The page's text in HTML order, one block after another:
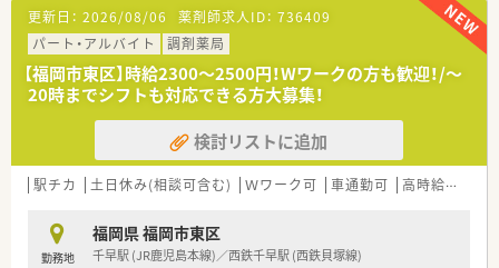
更新日： 2026/08/06 薬剤師求人ID： 736409
パート・アルバイト
調剤薬局
【福岡市東区】時給2300～2500円！Wワークの方も歓迎！/～
20時までシフトも対応できる方大募集！
検討リストに追加
駅チカ 土日休み(相談可含む) Ｗワーク可 車通勤可 高時給(2,500円以上)
勤務地
福岡県 福岡市東区
千早駅 (JR鹿児島本線)／西鉄千早駅 (西鉄貝塚線)